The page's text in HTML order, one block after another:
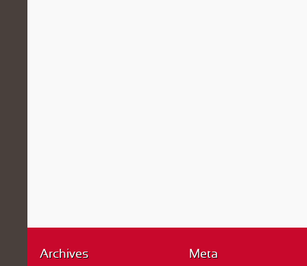
Archives Meta